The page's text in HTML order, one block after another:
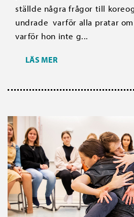
ställde några frågor till
undrade varför alla pratar
varför hon inte g...
LÄS MER